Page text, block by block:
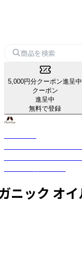
5,000円分クーポン進呈中
クーポン
進呈中
無料で登録
ニック オ